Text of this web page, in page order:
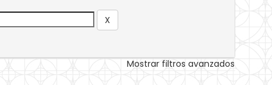
Mostrar filtros avanzados